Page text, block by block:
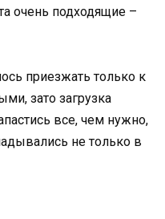
очень подходящие –
приезжать только к
зато загрузка
все, чем нужно,
не только в